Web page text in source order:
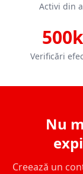
Activi din
Verificări
Nu
Creează un